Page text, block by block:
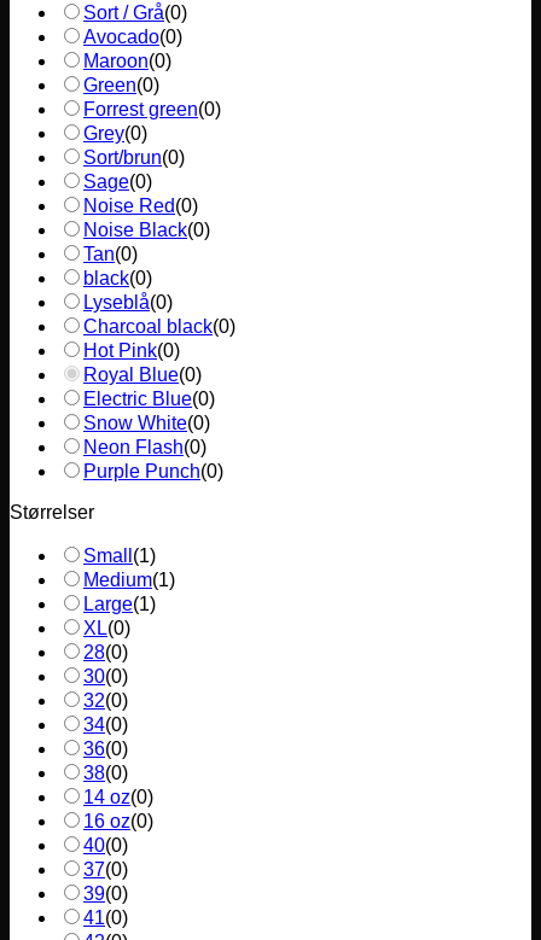
Sort / Grå(0)
Avocado(0)
Maroon(0)
Green(0)
Forrest green(0)
Grey(0)
Sort/brun(0)
Sage(0)
Noise Red(0)
Noise Black(0)
Tan(0)
black(0)
Lyseblå(0)
Charcoal black(0)
Hot Pink(0)
Royal Blue(0)
Electric Blue(0)
Snow White(0)
Neon Flash(0)
Purple Punch(0)
Størrelser
Small (1)
Medium(1)
Large(1)
XL(0)
28(0)
30(0)
32(0)
34(0)
36(0)
38(0)
14 oz(0)
16 oz(0)
40(0)
37(0)
39(0)
41(0)